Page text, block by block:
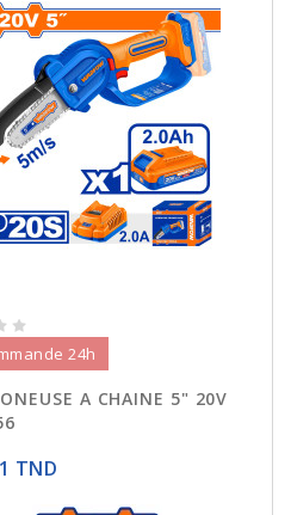
24h
A CHAINE 5" 20V
TND